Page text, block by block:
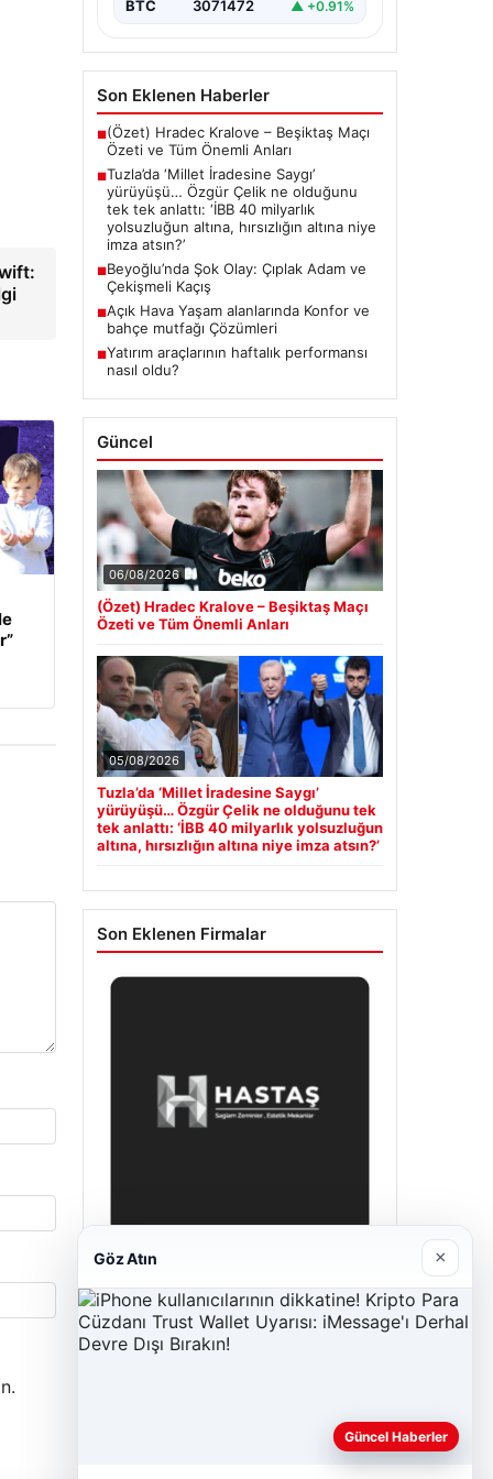
Tuzla…
BTC 3071472 ▲ +0.91%
Son Eklenen Haberler
■(Özet) Hradec Kralove – Beşiktaş Maçı
Özeti ve Tüm Önemli Anları
■Tuzla’da ‘Millet İradesine Saygı’
yürüyüşü… Özgür Çelik ne olduğunu
tek tek anlattı: ‘İBB 40 milyarlık
yolsuzluğun altına, hırsızlığın altına niye
imza atsın?’
■Beyoğlu’nda Şok Olay: Çıplak Adam ve
Çekişmeli Kaçış
■Açık Hava Yaşam alanlarında Konfor ve
bahçe mutfağı Çözümleri
■Yatırım araçlarının haftalık performansı
nasıl oldu?
Güncel
06/08/2026
(Özet) Hradec Kralove – Beşiktaş Maçı
Özeti ve Tüm Önemli Anları
05/08/2026
Tuzla’da ‘Millet İradesine Saygı’
yürüyüşü… Özgür Çelik ne olduğunu tek
tek anlattı: ‘İBB 40 milyarlık yolsuzluğun
altına, hırsızlığın altına niye imza atsın?’
Son Eklenen Firmalar
Hastaş Beton
26/05/2026
Göz Atın ×
Güncel Haberler